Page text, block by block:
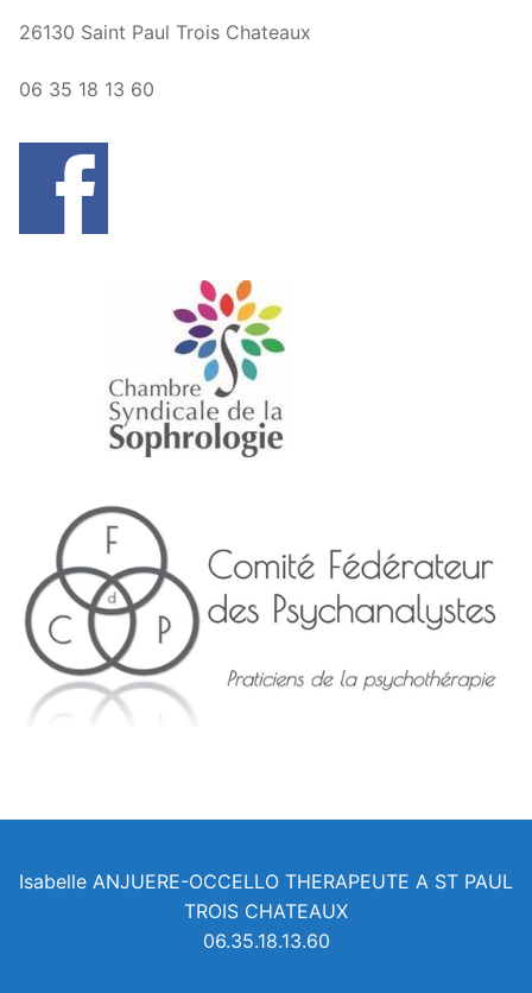
26130 Saint Paul Trois Chateaux
06 35 18 13 60
Isabelle ANJUERE-OCCELLO THERAPEUTE A ST PAUL
TROIS CHATEAUX
06.35.18.13.60